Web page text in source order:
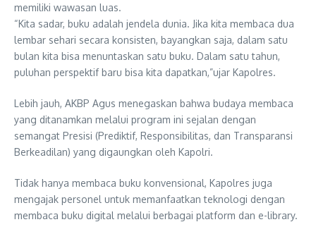
memiliki wawasan luas.
“Kita sadar, buku adalah jendela dunia. Jika kita membaca dua
lembar sehari secara konsisten, bayangkan saja, dalam satu
bulan kita bisa menuntaskan satu buku. Dalam satu tahun,
puluhan perspektif baru bisa kita dapatkan,”ujar Kapolres.
Lebih jauh, AKBP Agus menegaskan bahwa budaya membaca
yang ditanamkan melalui program ini sejalan dengan
semangat Presisi (Prediktif, Responsibilitas, dan Transparansi
Berkeadilan) yang digaungkan oleh Kapolri.
Tidak hanya membaca buku konvensional, Kapolres juga
mengajak personel untuk memanfaatkan teknologi dengan
membaca buku digital melalui berbagai platform dan e-library.